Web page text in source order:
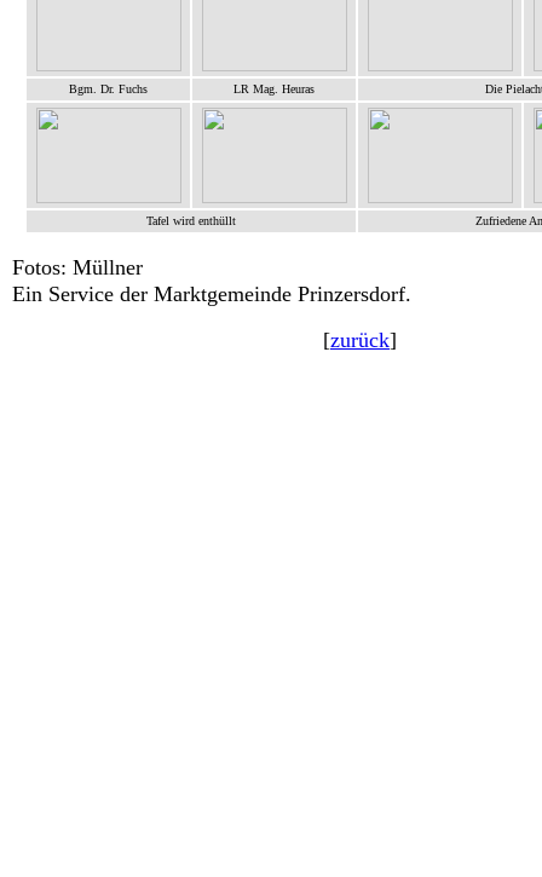
Bgm. Dr. Fuchs LR Mag. Heuras Die
Tafel wird enthüllt Zufriedene
Fotos: Müllner
Ein Service der Marktgemeinde Prinzersdorf.
[zurück]